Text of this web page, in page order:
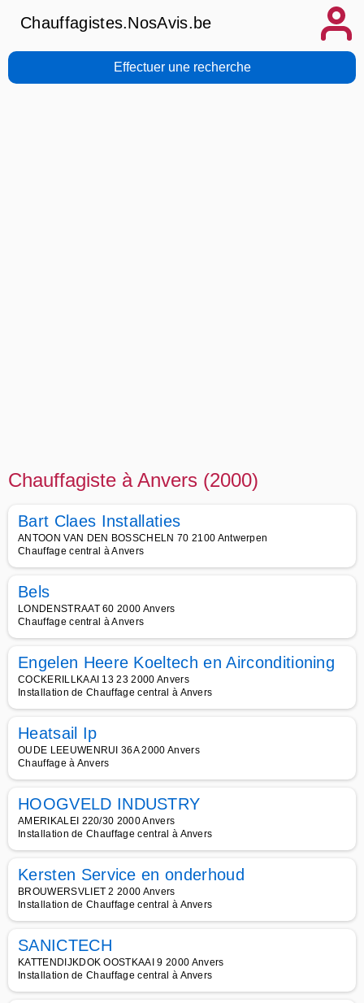
Chauffagistes.NosAvis.be
Effectuer une recherche
Chauffagiste à Anvers (2000)
Bart Claes Installaties
ANTOON VAN DEN BOSSCHELN 70 2100 Antwerpen
Chauffage central à Anvers
Bels
LONDENSTRAAT 60 2000 Anvers
Chauffage central à Anvers
Engelen Heere Koeltech en Airconditioning
COCKERILLKAAI 13 23 2000 Anvers
Installation de Chauffage central à Anvers
Heatsail Ip
OUDE LEEUWENRUI 36A 2000 Anvers
Chauffage à Anvers
HOOGVELD INDUSTRY
AMERIKALEI 220/30 2000 Anvers
Installation de Chauffage central à Anvers
Kersten Service en onderhoud
BROUWERSVLIET 2 2000 Anvers
Installation de Chauffage central à Anvers
SANICTECH
KATTENDIJKDOK OOSTKAAI 9 2000 Anvers
Installation de Chauffage central à Anvers